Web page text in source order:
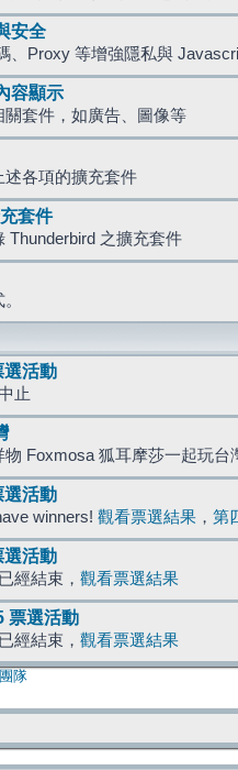
安全
、Proxy 等增強隱私與
容顯示
套件，如廣告、圖像等
各項的擴充套件
套件
Thunderbird 之擴充套件
選活動
止
Foxmosa 狐耳摩莎一起玩台
選活動
winners! 觀看票選結果 ， 第
選活動
經結束， 觀看票選結果
票選活動
經結束， 觀看票選結果
隊